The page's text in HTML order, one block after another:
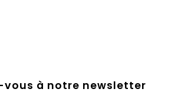
vous à notre newsletter